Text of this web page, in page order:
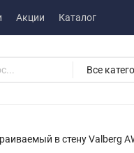
Акции Каталог
Все
в стену Valberg